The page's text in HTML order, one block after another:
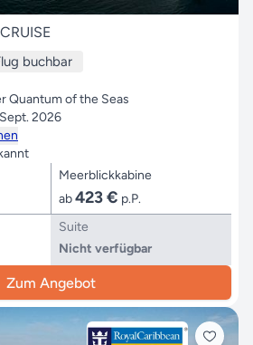
buchbar
Quantum of the Seas
2026
Meerblickkabine
ab423 € p.P.
Suite
Nicht verfügbar
Zum Angebot